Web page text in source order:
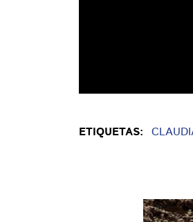
ETIQUETAS: